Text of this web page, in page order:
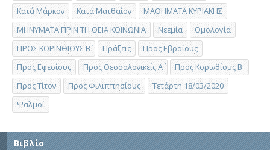
Κατά Μάρκον
Κατά Ματθαίον
ΜΑΘΗΜΑΤΑ ΚΥΡΙΑΚΗΣ
ΜΗΝΥΜΑΤΑ ΠΡΙΝ ΤΗ ΘΕΙΑ ΚΟΙΝΩΝΙΑ
Νεεμία
Ομολογία
ΠΡΟΣ ΚΟΡΙΝΘΙΟΥΣ Β΄
Πράξεις
Προς Εβραίους
Προς Εφεσίους
Προς Θεσσαλονικείς Α΄
Προς Κορινθίους Β'
Προς Τίτον
Προς Φιλιππησίους
Τετάρτη 18/03/2020
Ψαλμοί
Βιβλίο